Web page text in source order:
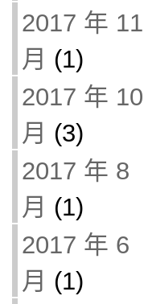
2017 年 11
月 (1)
2017 年 10
月 (3)
2017 年 8
月 (1)
2017 年 6
月 (1)